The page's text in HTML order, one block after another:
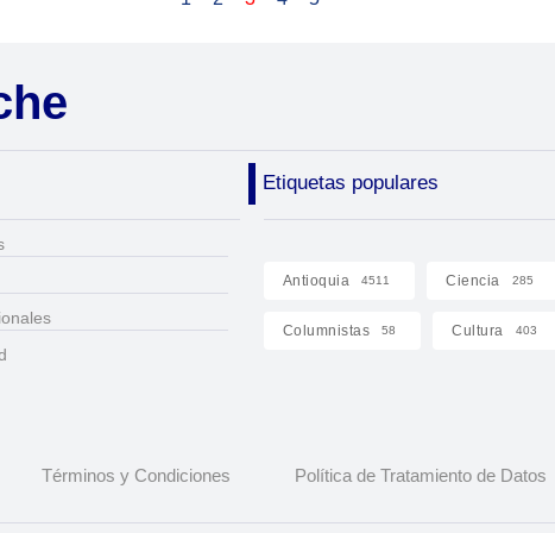
Etiquetas populares
Antioquia 4511 Ciencia 285
Columnistas 58 Cultura 403
Términos y Condiciones Política de Tratamiento de Datos